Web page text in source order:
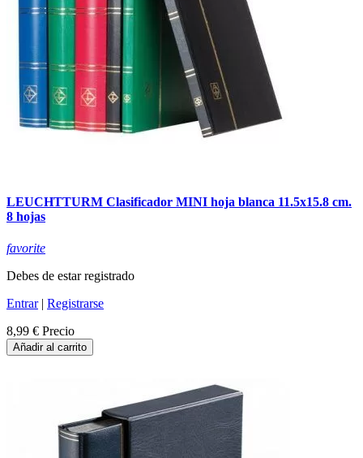
LEUCHTTURM Clasificador MINI hoja blanca 11.5x15.8 cm.
8 hojas
favorite
Debes de estar registrado
Entrar| Registrarse
8,99 € Precio
Añadir al carrito